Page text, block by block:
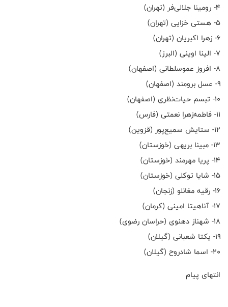
۴- رومینا جلالی‌فر (تهران)
۵- هستی خزایی (تهران)
۶- زهرا اکبریان (تهران)
۷- الینا اوینی (البرز)
۸- افروز عموسلطانی (اصفهان)
۹- عسل برومند (اصفهان)
۱۰- تبسم حیات‌نظری (اصفهان)
۱۱- فاطمه‌زهرا نعمتی (فارس)
۱۲- ستایش سمیع‌پور (قزوین)
۱۳- مبینا بریهی (خوزستان)
۱۴- پریا مهرمند (خوزستان)
۱۵- شایا توکلی (خوزستان)
۱۶- رقیه مغانلو (زنجان)
۱۷- آناهیتا امینی (کرمان)
۱۸- شهناز دهنوی (حراسان رضوی)
۱۹- یکتا شعبانی (گیلان)
۲۰- اسما شادروح (گیلان)
انتهای پیام